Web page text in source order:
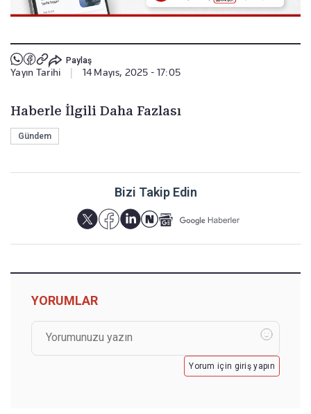
Paylaş
Yayın Tarihi 14 Mayıs, 2025 - 17:05
Haberle İlgili Daha Fazlası
Gündem
Bizi Takip Edin
YORUMLAR
Yorum için giriş yapın